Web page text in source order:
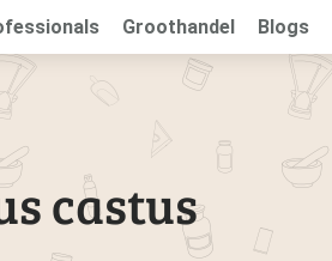
Groothandel Blogs
castus